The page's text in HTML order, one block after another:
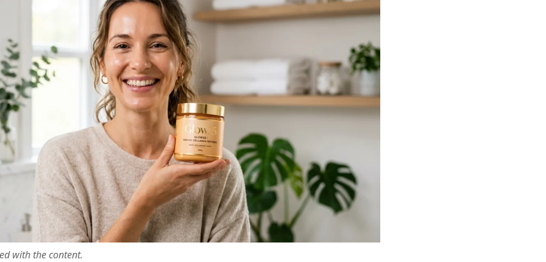
with the content.